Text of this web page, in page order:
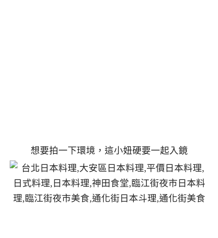
想要拍一下環境，這小妞硬要一起入鏡